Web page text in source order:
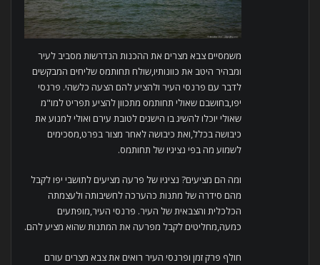
משמסיים צבא מצרים את ההכנות הנדרשות מסביב לעיר
ומבהיר היטב את כוונותיו,שולח תחותמס שליחים המבקשים
לדבר עם פרנסי העיר ולהציע להם הצעה כלשהי. פרנסי
יפו,בחושבם שאולי תחותמס מתכוון להציע תפריט למו"מ
שאולי יוכלו להשיג בו הישגים לטובת עירם ואולי למנוע את
כיבושה בכלל,ואת כיבושה לאחר מצור בפרט,מסכימים
לשמוע מה בפי נציגיו של תחותמס.
ומה הם מציעים? נציגיו של פרעה מציעים לתושבי יפו לקבל
מהם סידרה של מתנות כהערכה לחשיבותה ולעצמתה
הכלכלית והצבאית של העיר. פרנסי העיר,מופתעים
כמעה,מחליטים לקבל מפרעה את המתנות שהוא מציע להם.
חולף פרק זמן ופרנסי העיר רואים את צבא מצרים עורם